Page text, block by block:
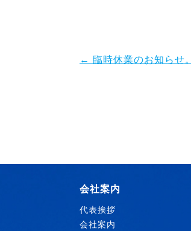
← 臨時休業のお知らせ。
会社案内
代表挨拶
会社案内